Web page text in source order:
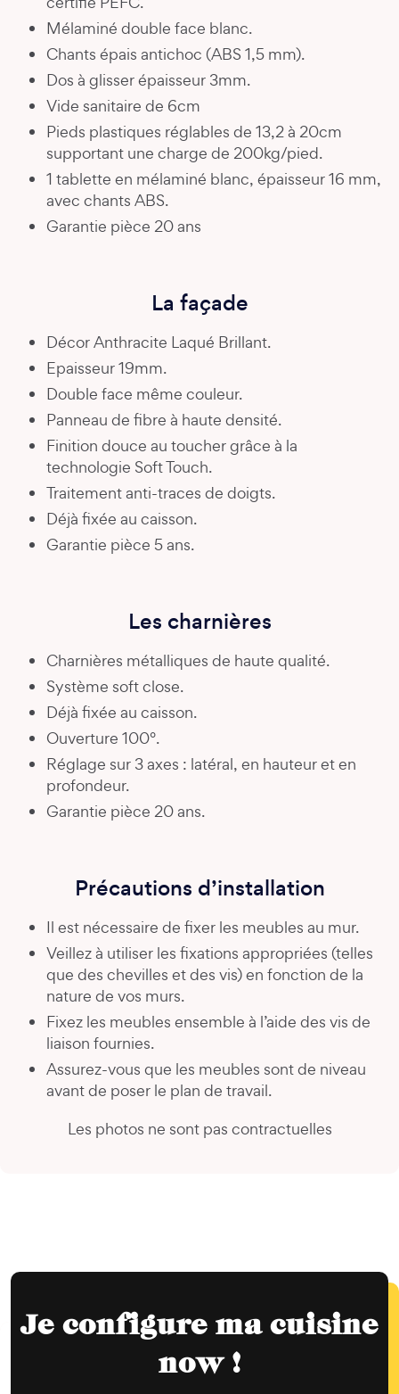
Mélaminé double face blanc.
Chants épais antichoc (ABS 1,5 mm).
Dos à glisser épaisseur 3mm.
Vide sanitaire de 6cm
Pieds plastiques réglables de 13,2 à 20cm
supportant une charge de 200kg/pied.
1 tablette en mélaminé blanc, épaisseur 16 mm,
avec chants ABS.
Garantie pièce 20 ans
La façade
Décor Anthracite Laqué Brillant.
Epaisseur 19mm.
Double face même couleur.
Panneau de fibre à haute densité.
Finition douce au toucher grâce à la
technologie Soft Touch.
Traitement anti-traces de doigts.
Déjà fixée au caisson.
Garantie pièce 5 ans.
Les charnières
Charnières métalliques de haute qualité.
Système soft close.
Déjà fixée au caisson.
Ouverture 100°.
Réglage sur 3 axes : latéral, en hauteur et en
profondeur.
Garantie pièce 20 ans.
Précautions d’installation
Il est nécessaire de fixer les meubles au mur.
Veillez à utiliser les fixations appropriées (telles
que des chevilles et des vis) en fonction de la
nature de vos murs.
Fixez les meubles ensemble à l’aide des vis de
liaison fournies.
Assurez-vous que les meubles sont de niveau
avant de poser le plan de travail.
Les photos ne sont pas contractuelles
Je configure ma cuisine
now !